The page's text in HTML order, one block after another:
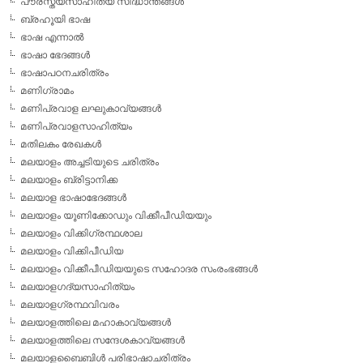
ബ്രഹൂയി ഭാഷ
ഭാഷ എന്നാല്‍
ഭാഷാ ഭേദങ്ങള്‍
ഭാഷാപഠനചരിത്രം
മണിഗ്രാമം
മണിപ്രവാള ലഘുകാവ്യങ്ങള്‍
മണിപ്രവാളസാഹിത്യം
മതിലകം രേഖകള്‍
മലയാളം അച്ചടിയുടെ ചരിത്രം
മലയാളം ബ്രിട്ടാനിക്ക
മലയാള ഭാഷാഭേദങ്ങള്‍
മലയാളം യൂണിക്കോഡും വിക്കീപീഡിയയും
മലയാളം വിക്കിഗ്രന്ഥശാല
മലയാളം വിക്കിപീഡിയ
മലയാളം വിക്കീപീഡിയയുടെ സഹോദര സംരംഭങ്ങള്‍
മലയാളഗദ്യസാഹിത്യം
മലയാളഗ്രന്ഥവിവരം
മലയാളത്തിലെ മഹാകാവ്യങ്ങള്‍
മലയാളത്തിലെ സന്ദേശകാവ്യങ്ങള്‍
മലയാളബൈബിള്‍ പരിഭാഷാചരിത്രം